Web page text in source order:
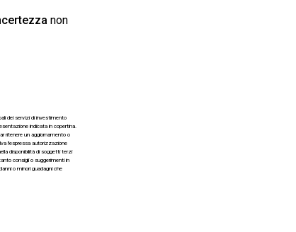
non
dei servizi di investimento
indicata in copertina.
ritenere un aggiornamento o
l'espressa autorizzazione
disponibilità di soggetti terzi
consigli o suggerimenti in
o minori guadagni che